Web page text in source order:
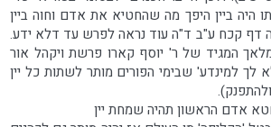
היה ביין היפך מה שהחטיא את אדם וחוה ביין
דף קכח ע"ב ד"ה עוד נראה לפרש עד דלא ידע.
המגיד של ר' יוסף קארו פרשת ויקהל אור
לך למינדע' שבימי הפורים מותר לשתות כל יין
אדם הראשון תהיה שמחת יין